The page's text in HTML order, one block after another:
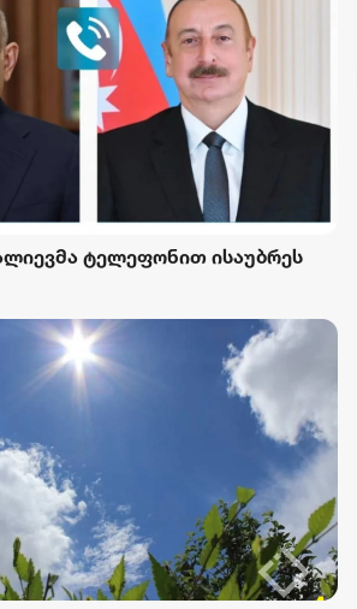
ტელეფონით ისაუბრეს